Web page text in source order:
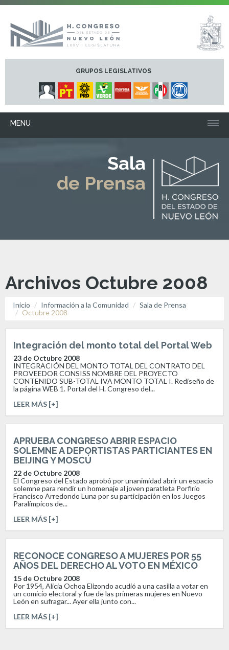
GRUPOS LEGISLATIVOS
MENU
Sala
de Prensa
Archivos Octubre 2008
Inicio Información a la Comunidad
Sala de Prensa
Octubre 2008
Integración del monto total del Portal Web
23 de Octubre 2008
INTEGRACIÓN DEL MONTO TOTAL DEL CONTRATO DEL
PROVEEDOR CONSISS NOMBRE DEL PROYECTO
CONTENIDO SUB-TOTAL IVA MONTO TOTAL I. Rediseño de
la página WEB 1. Portal del H. Congreso del...
LEER MÁS [+]
APRUEBA CONGRESO ABRIR ESPACIO
SOLEMNE A DEPORTISTAS PARTICIANTES EN
BEIJING Y MOSCÚ
22 de Octubre 2008
El Congreso del Estado aprobó por unanimidad abrir un espacio
solemne para rendir un homenaje al joven paratleta Porfirio
Francisco Arredondo Luna por su participación en los Juegos
Paralímpicos de...
LEER MÁS [+]
RECONOCE CONGRESO A MUJERES POR 55
AÑOS DEL DERECHO AL VOTO EN MÉXICO
15 de Octubre 2008
Por 1954, Alicia Ochoa Elizondo acudió a una casilla a votar en
un comicio electoral y fue de las primeras mujeres en Nuevo
León en sufragar... Ayer ella junto con...
LEER MÁS [+]